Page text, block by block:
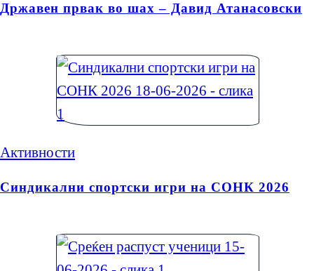
Државен првак во шах – Давид Атанасовски
Активности
Синдикални спортски игри на СОНК 2026